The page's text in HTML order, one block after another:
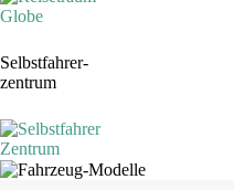
Selbstfahrer-
zentrum